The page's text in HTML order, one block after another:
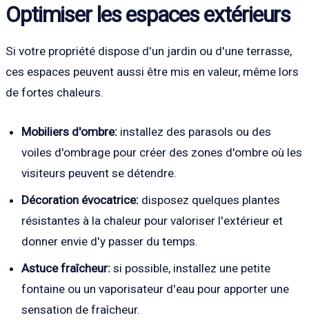
Optimiser les espaces extérieurs
Si votre propriété dispose d'un jardin ou d'une terrasse,
ces espaces peuvent aussi être mis en valeur, même lors
de fortes chaleurs.
Mobiliers d'ombre: installez des parasols ou des
voiles d'ombrage pour créer des zones d'ombre où les
visiteurs peuvent se détendre.
Décoration évocatrice: disposez quelques plantes
résistantes à la chaleur pour valoriser l'extérieur et
donner envie d'y passer du temps.
Astuce fraîcheur: si possible, installez une petite
fontaine ou un vaporisateur d'eau pour apporter une
sensation de fraîcheur.